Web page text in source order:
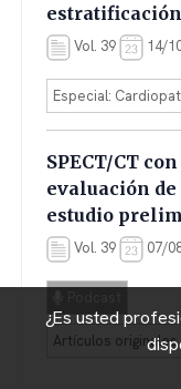
Vol. 39 14/
Especial:
SPECT/CT
evaluación
estudio
Vol. 39 07/
Artículos
¿Es usted